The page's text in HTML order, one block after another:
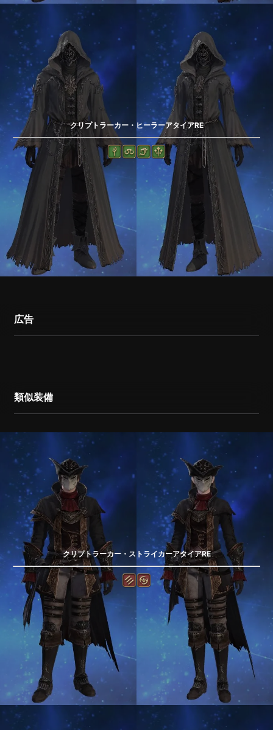
クリプトラーカー・ヒーラーアタイアRE
広告
類似装備
クリプトラーカー・ストライカーアタイアRE